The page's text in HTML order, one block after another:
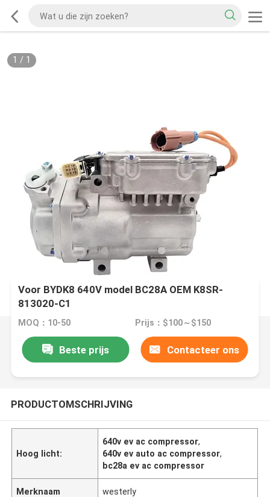
1 / 1
Voor BYDK8 640V model BC28A OEM K8SR-
813020-C1
MOQ：10-50 Prijs：$100～$150
Beste prijs Contacteer ons
PRODUCTOMSCHRIJVING
Hoog licht:
640v ev ac compressor,
640v ev auto ac compressor,
bc28a ev ac compressor
Merknaam westerly